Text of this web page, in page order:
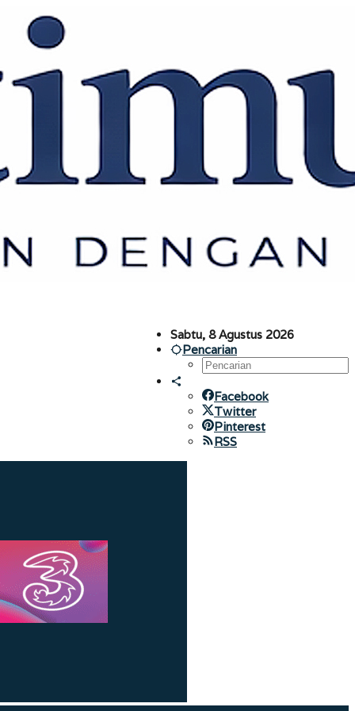
Sabtu, 8 Agustus 2026
Pencarian
Facebook
Twitter
Pinterest
RSS